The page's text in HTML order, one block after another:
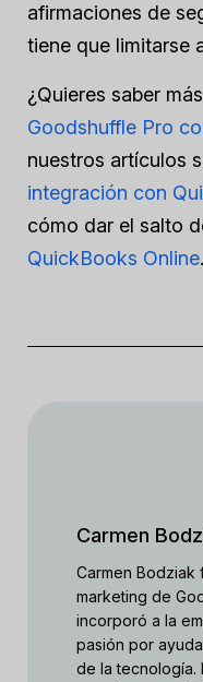
afirmaciones de
tiene que limitarse
¿Quieres saber
Goodshuffle Pro
nuestros artículos
integración con
cómo dar el salto
QuickBooks Online.
Carmen
Carmen
marketing de
incorporó a la
pasión por
de la tecnología.